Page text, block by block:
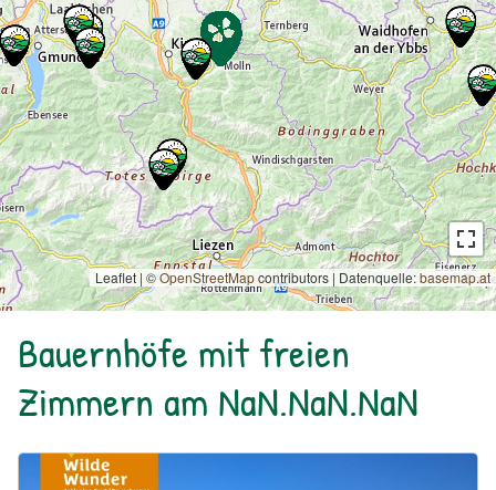
Leaflet | ©OpenStreetMapcontributors | Datenquelle:basemap.at
Bauernhöfe mit freien
Zimmern am NaN.NaN.NaN
Urlaub am Bauernhof: Bio Bauernhof Kurzeck